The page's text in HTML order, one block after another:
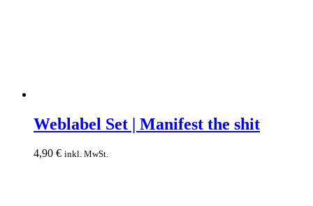
Set
|
the
Weblabel Set | Manifest the shit
4,90 € inkl. MwSt.